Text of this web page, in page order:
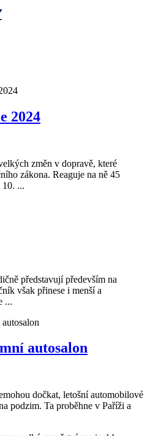
2024
změn v dopravě, které
zákona. Reaguje na ně 45
10. ...
představují především na
však přinese i menší a
...
autosalon
dočkat, letošní automobilové
podzim. Ta proběhne v Paříži a